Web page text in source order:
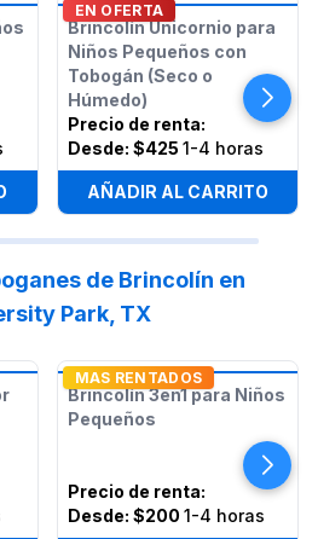
EN OFERTA
Brincolín Unicornio para
Niños Pequeños con
Tobogán (Seco o
Húmedo)
Precio de renta:
Desde: $425 1-4 horas
AÑADIR AL CARRITO
de Brincolín en
Park, TX
MAS RENTADOS
Brincolín 3en1 para Niños
Pequeños
Precio de renta:
Desde: $200 1-4 horas